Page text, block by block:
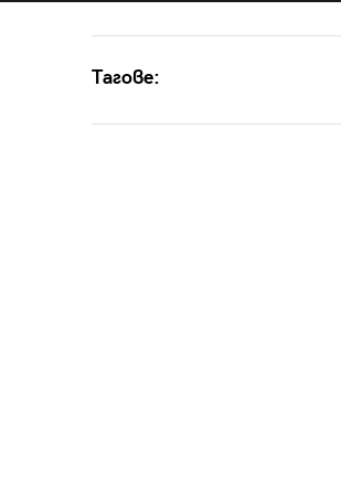
Тагове: